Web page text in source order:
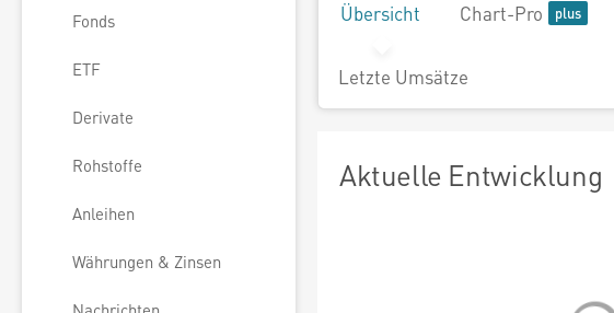
Fonds
ETF
Derivate
Rohstoffe
Anleihen
Währungen & Zinsen
Übersicht Chart-Pro
Letzte Umsätze
Aktuelle Entwicklung